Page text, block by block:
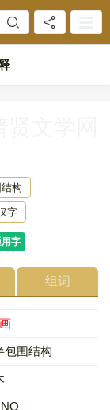
构
字
字
组词
包围结构